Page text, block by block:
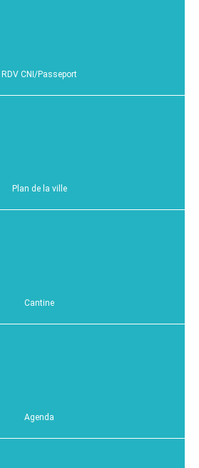
RDV CNI/Passeport
Plan de la ville
Cantine
Agenda